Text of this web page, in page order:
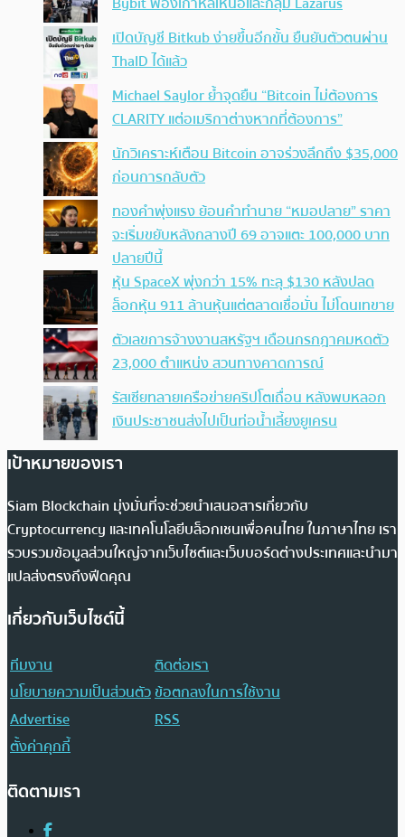
เปิดบัญชี Bitkub ง่ายขึ้นอีกขั้น ยืนยันตัวตนผ่าน
ThaID ได้แล้ว
Michael Saylor ย้ำจุดยืน “Bitcoin ไม่ต้องการ
CLARITY แต่อเมริกาต่างหากที่ต้องการ”
นักวิเคราะห์เตือน Bitcoin อาจร่วงลึกถึง $35,000
ก่อนการกลับตัว
ทองคำพุ่งแรง ย้อนคำทำนาย “หมอปลาย” ราคา
จะเริ่มขยับหลังกลางปี 69 อาจแตะ 100,000 บาท
ปลายปีนี้
หุ้น SpaceX พุ่งกว่า 15% ทะลุ $130 หลังปลด
ล็อกหุ้น 911 ล้านหุ้นแต่ตลาดเชื่อมั่น ไม่โดนเทขาย
ตัวเลขการจ้างงานสหรัฐฯ เดือนกรกฎาคมหดตัว
23,000 ตำแหน่ง สวนทางคาดการณ์
รัสเซียทลายเครือข่ายคริปโตเถื่อน หลังพบหลอก
เงินประชาชนส่งไปเป็นท่อน้ำเลี้ยงยูเครน
เป้าหมายของเรา
Siam Blockchain มุ่งมั่นที่จะช่วยนำเสนอสารเกี่ยวกับ
Cryptocurrency และเทคโนโลยีบล็อกเชนเพื่อคนไทย ในภาษาไทย เรา
รวบรวมข้อมูลส่วนใหญ่จากเว็บไซต์และเว็บบอร์ดต่างประเทศและนำมา
แปลส่งตรงถึงฟีดคุณ
เกี่ยวกับเว็บไซต์นี้
ทีมงาน
ติดต่อเรา
นโยบายความเป็นส่วนตัวข้อตกลงในการใช้งาน
Advertise
RSS
ตั้งค่าคุกกี้
ติดตามเรา